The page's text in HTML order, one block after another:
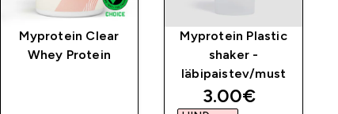
Myprotein Clear
Whey Protein
Myprotein Plastic
shaker -
läbipaistev/must
discounted price
3.00€‎